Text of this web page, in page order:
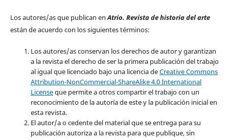
Los autores/as que publican enAtrio. Revista de historia del arte
están de acuerdo con los siguientes términos:
Los autores/as conservan los derechos de autor y garantizan
a la revista el derecho de ser la primera publicación del trabajo
al igual que licenciado bajo una licencia deCreative Commons
Attribution-NonCommercial-ShareAlike 4.0 International
Licenseque permite a otros compartir el trabajo con un
reconocimiento de la autoría de este y la publicación inicial en
esta revista.
El autor/a o cedente del material que se entrega para su
publicación autoriza a la revista para que publique, sin